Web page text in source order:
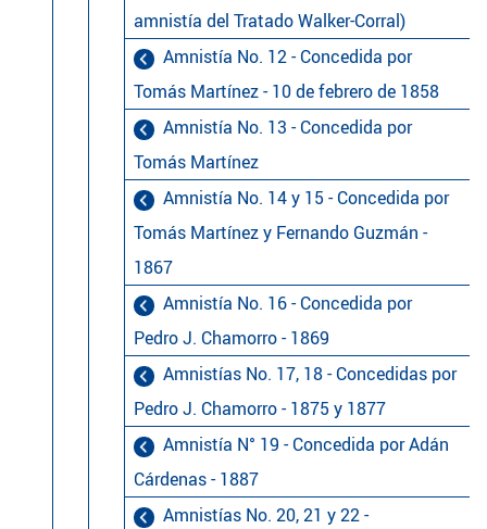
amnistía del Tratado Walker-Corral)
Amnistía No. 12 - Concedida por
Tomás Martínez - 10 de febrero de 1858
Amnistía No. 13 - Concedida por
Tomás Martínez
Amnistía No. 14 y 15 - Concedida por
Tomás Martínez y Fernando Guzmán -
1867
Amnistía No. 16 - Concedida por
Pedro J. Chamorro - 1869
Amnistías No. 17, 18 - Concedidas por
Pedro J. Chamorro - 1875 y 1877
Amnistía N° 19 - Concedida por Adán
Cárdenas - 1887
Amnistías No. 20, 21 y 22 -